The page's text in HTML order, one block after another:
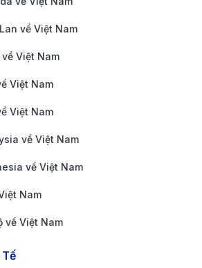
chuyến/tuần
Khoảng 14
chuyến/tuần
Khoảng 5
chuyến/tuần
Khoảng 6
về Việt Nam
Việt Nam
Việt Nam
Việt Nam
về Việt Nam
về Việt Nam
Nam
về Việt Nam